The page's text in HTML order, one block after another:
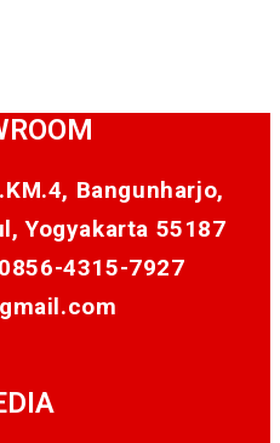
Bangunharjo,
Yogyakarta 55187
0856-4315-7927